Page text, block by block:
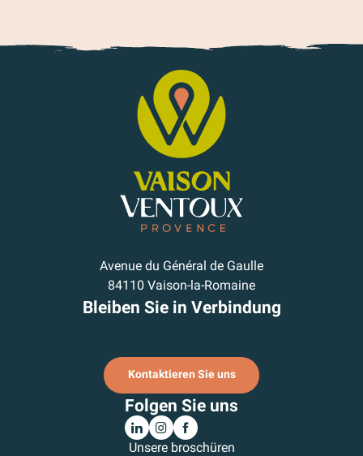
Avenue du Général de Gaulle
84110 Vaison-la-Romaine
Bleiben Sie in Verbindung
Kontaktieren Sie uns
Folgen Sie uns
Unsere broschüren